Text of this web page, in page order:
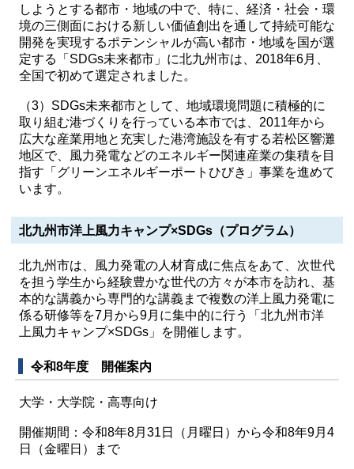
しようとする都市・地域の中で、特に、経済・社会・環
境の三側面における新しい価値創出を通して持続可能な
開発を実現するポテンシャルが高い都市・地域を国が選
定する「SDGs未来都市」に北九州市は、2018年6月、
全国で初めて選定されました。
（3）SDGs未来都市として、地域環境問題に積極的に
取り組む港づくりを行っている本市では、2011年から
広大な産業用地と充実した港湾施設を有する若松区響灘
地区で、風力発電などのエネルギー関連産業の集積を目
指す「グリーンエネルギーポートひびき」事業を進めて
います。
北九州市洋上風力キャンプ×SDGs（プログラム）
北九州市は、風力発電の人材育成に焦点をあて、次世代
を担う学生から経験豊かな世代の方々が本市を訪れ、基
本的な講義から専門的な講義まで複数の洋上風力発電に
係る研修等を7月から9月に集中的に行う「北九州市洋
上風力キャンプ×SDGs」を開催します。
令和8年度 開催案内
大学・大学院・高専向け
開催期間：令和8年8月31日（月曜日）から令和8年9月4
日（金曜日）まで